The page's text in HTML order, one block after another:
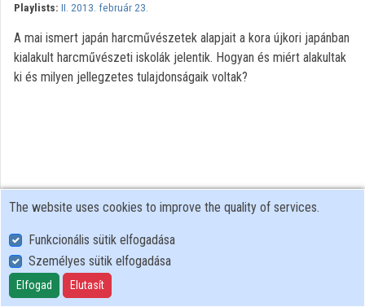
Playlists: II. 2013. február 23.
A mai ismert japán harcművészetek alapjait a kora újkori japánban
kialakult harcművészeti iskolák jelentik. Hogyan és miért alakultak
ki és milyen jellegzetes tulajdonságaik voltak?
User Policy
Adatkezelési tájékoztató (en)
Cookie Policy
The website uses cookies to improve the quality of services.
Funkcionális sütik elfogadása
Személyes sütik elfogadása
Elfogad Elutasít